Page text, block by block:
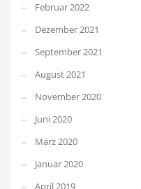
Februar 2022
Dezember 2021
September 2021
August 2021
November 2020
Juni 2020
März 2020
Januar 2020
April 2019